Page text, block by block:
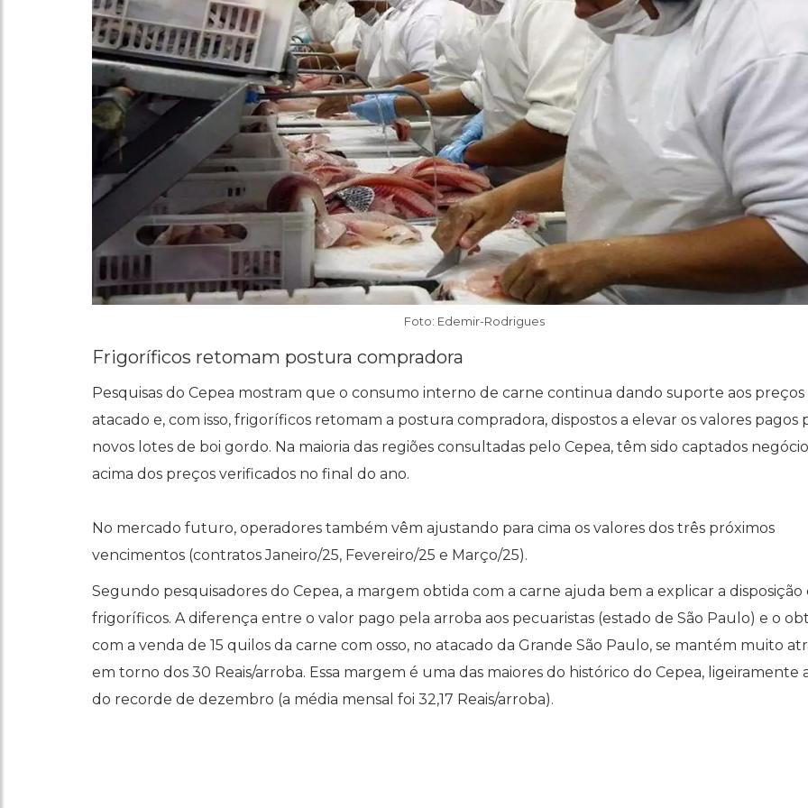
Foto: Edemir-Rodrigues
Frigoríficos retomam postura compradora
Pesquisas do Cepea mostram que o consumo interno de carne continua dando suporte aos preços
atacado e, com isso, frigoríficos retomam a postura compradora, dispostos a elevar os valores pagos
novos lotes de boi gordo. Na maioria das regiões consultadas pelo Cepea, têm sido captados
acima dos preços verificados no final do ano.
No mercado futuro, operadores também vêm ajustando para cima os valores dos três próximos
vencimentos (contratos Janeiro/25, Fevereiro/25 e Março/25).
Segundo pesquisadores do Cepea, a margem obtida com a carne ajuda bem a explicar a disposição
frigoríficos. A diferença entre o valor pago pela arroba aos pecuaristas (estado de São Paulo) e o
com a venda de 15 quilos da carne com osso, no atacado da Grande São Paulo, se mantém muito
em torno dos 30 Reais/arroba. Essa margem é uma das maiores do histórico do Cepea, ligeiramente
do recorde de dezembro (a média mensal foi 32,17 Reais/arroba).